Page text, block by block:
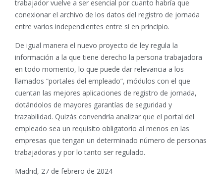
trabajador vuelve a ser esencial por cuanto habría que
conexionar el archivo de los datos del registro de jornada
entre varios independientes entre sí en principio.
De igual manera el nuevo proyecto de ley regula la
información a la que tiene derecho la persona trabajadora
en todo momento, lo que puede dar relevancia a los
llamados “portales del empleado”, módulos con el que
cuentan las mejores aplicaciones de registro de jornada,
dotándolos de mayores garantías de seguridad y
trazabilidad. Quizás convendría analizar que el portal del
empleado sea un requisito obligatorio al menos en las
empresas que tengan un determinado número de personas
trabajadoras y por lo tanto ser regulado.
Madrid, 27 de febrero de 2024